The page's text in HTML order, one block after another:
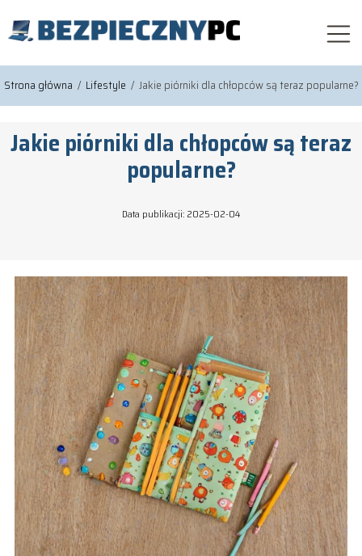
Strona główna / Lifestyle / Jakie piórniki dla chłopców są teraz popularne?
Jakie piórniki dla chłopców są teraz
popularne?
Data publikacji: 2025-02-04